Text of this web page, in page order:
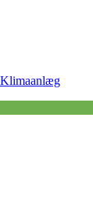
Klimaanlæg